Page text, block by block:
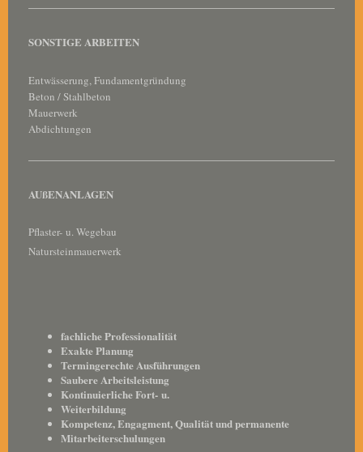
SONSTIGE ARBEITEN
Entwässerung, Fundamentgründung
Beton / Stahlbeton
Mauerwerk
Abdichtungen
AUßENANLAGEN
Pflaster- u. Wegebau
Natursteinmauerwerk
fachliche Professionalität
Exakte Planung
Termingerechte Ausführungen
Saubere Arbeitsleistung
Kontinuierliche Fort- u.
Weiterbildung
Kompetenz, Engagment, Qualität und permanente
Mitarbeiterschulungen